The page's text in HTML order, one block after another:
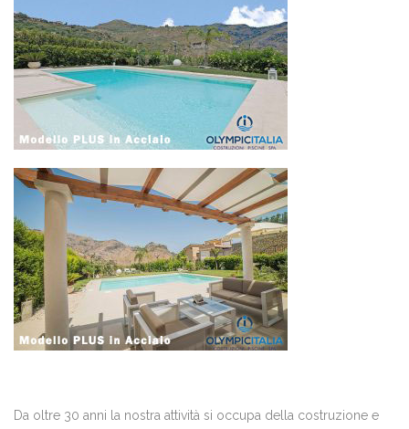
Da oltre 30 anni la nostra attività si occupa della costruzione e